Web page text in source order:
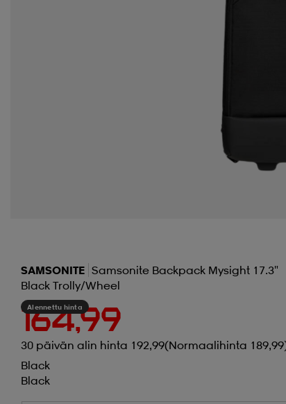
SAMSONITE Samsonite Backpack Mysight 17.3"
Black Trolly/wheel
Alennettu hinta
164,99
30 päivän alin hinta 192,99(Normaalihinta
Black
Black